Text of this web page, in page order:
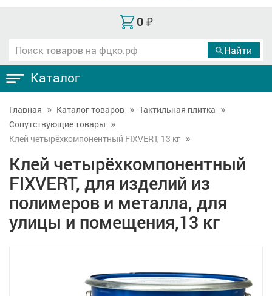
0 ₽
Каталог
Главная Каталог товаров
Тактильная плитка
Сопутствующие товары
Клей четырёхкомпонентный FIXVERT, 13 кг
Клей четырёхкомпонентный
FIXVERT, для изделий из
полимеров и металла, для
улицы и помещения,13 кг